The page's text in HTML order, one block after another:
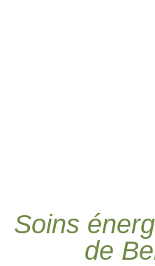
Soins
de